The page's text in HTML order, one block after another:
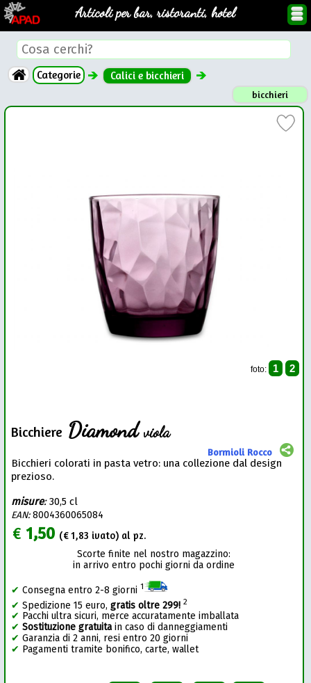
Articoli per bar, ristoranti, hotel
Categorie Calici e bicchieri
bicchieri
foto: 1 2
Bicchiere Diamondviola
Bormioli Rocco
Bicchieri colorati in pasta vetro: una collezione dal design
prezioso.
misure:30,5 cl
EAN:8004360065084
€1,50 (€1,83 ivato) al pz.
Scorte finite nel nostro magazzino:
in arrivo entro pochi giorni da ordine
✔ Consegna entro 2-8 giorni 1
✔ Spedizione 15 euro,gratis oltre 299! 2
✔ Pacchi ultra sicuri, merce accuratamente imballata
✔ Sostituzione gratuitain caso di danneggiamenti
✔ Garanzia di 2 anni, resi entro 20 giorni
✔ Pagamenti tramite bonifico, carte, wallet